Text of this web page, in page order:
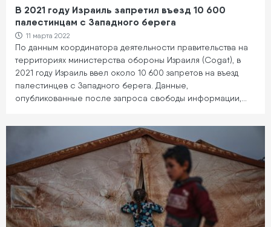
В 2021 году Израиль запретил въезд 10 600
палестинцам с Западного берега
11 марта 2022
По данным координатора деятельности правительства на
территориях министерства обороны Израиля (Cogat), в
2021 году Израиль ввел около 10 600 запретов на въезд
палестинцев с Западного берега. Данные,
опубликованные после запроса свободы информации,…